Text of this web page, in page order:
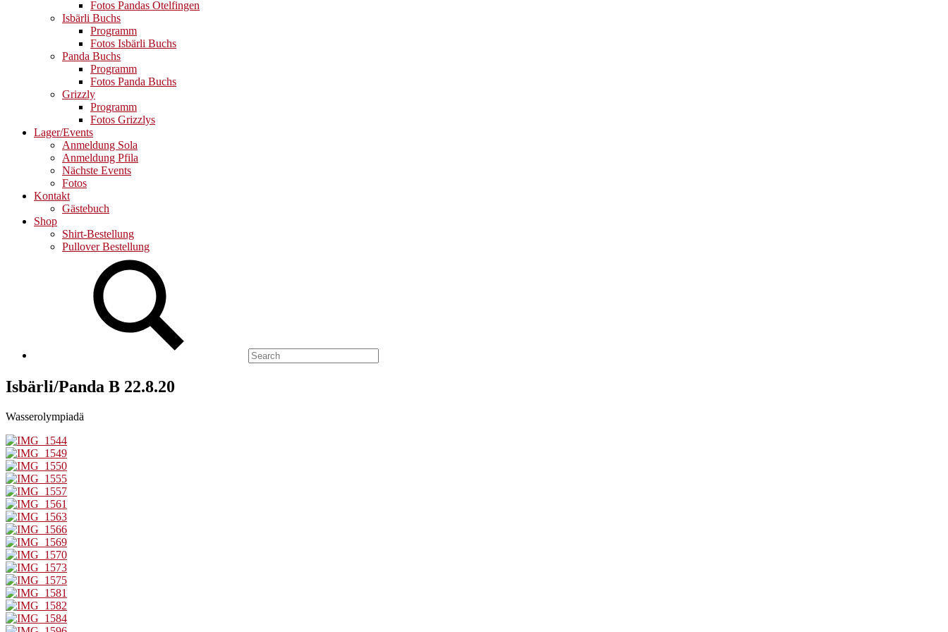
Fotos Pandas Otelfingen
Isbärli Buchs
Programm
Fotos Isbärli Buchs
Panda Buchs
Programm
Fotos Panda Buchs
Grizzly
Programm
Fotos Grizzlys
Lager/Events
Anmeldung Sola
Anmeldung Pfila
Nächste Events
Fotos
Kontakt
Gästebuch
Shop
Shirt-Bestellung
Pullover Bestellung
Isbärli/Panda B 22.8.20
Wasserolympiadä